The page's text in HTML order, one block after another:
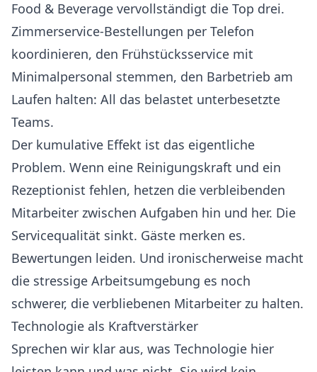
Food & Beverage vervollständigt die Top drei.
Zimmerservice-Bestellungen per Telefon
koordinieren, den Frühstücksservice mit
Minimalpersonal stemmen, den Barbetrieb am
Laufen halten: All das belastet unterbesetzte
Teams.
Der kumulative Effekt ist das eigentliche
Problem. Wenn eine Reinigungskraft und ein
Rezeptionist fehlen, hetzen die verbleibenden
Mitarbeiter zwischen Aufgaben hin und her. Die
Servicequalität sinkt. Gäste merken es.
Bewertungen leiden. Und ironischerweise macht
die stressige Arbeitsumgebung es noch
schwerer, die verbliebenen Mitarbeiter zu halten.
Technologie als Kraftverstärker
Sprechen wir klar aus, was Technologie hier